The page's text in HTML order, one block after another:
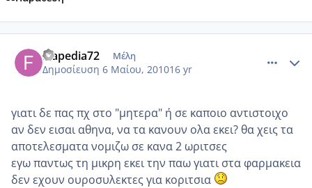
frapedia72 Μέλη
Δημοσίευση 6 Μαίου, 201016 yr
γιατι δε πας πχ στο "μητερα" ή σε καποιο αντιστοιχο
αν δεν εισαι αθηνα, να τα κανουν ολα εκει? θα χεις τα
αποτελεσματα νομιζω σε κανα 2 ωριτσες
εγω παντως τη μικρη εκει την παω γιατι στα φαρμακεια
δεν εχουν ουροσυλεκτες για κοριτσια